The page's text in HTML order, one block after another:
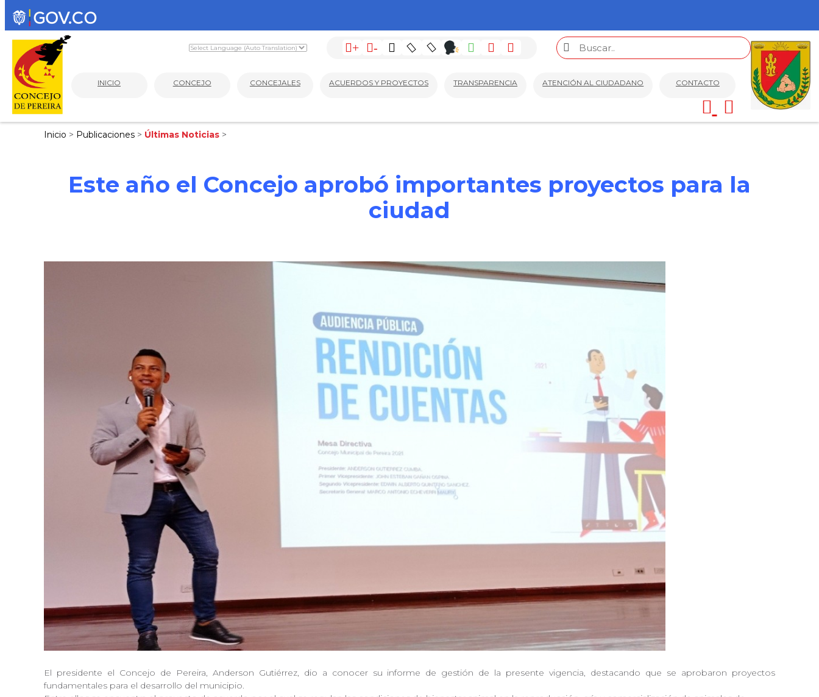
+ -
INICIO CONCEJO CONCEJALES ACUERDOS Y PROYECTOS TRANSPARENCIA ATENCIÓN AL CIUDADANO CONTACTO
Inicio > Publicaciones > Últimas Noticias >
Este año el Concejo aprobó importantes proyectos para la
ciudad
El presidente el Concejo de Pereira, Anderson Gutiérrez, dio a conocer su informe de gestión de la presente vigencia, destacando que se aprobaron proyectos
fundamentales para el desarrollo del municipio.